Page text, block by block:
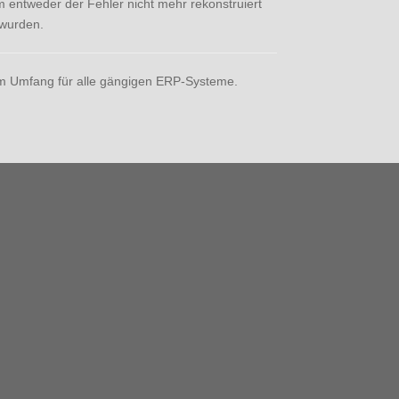
entweder der Fehler nicht mehr rekonstruiert
für alle gängigen ERP-Systeme.